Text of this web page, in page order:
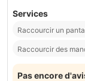
Services
Raccourcir un
Raccourcir des
Pas encore